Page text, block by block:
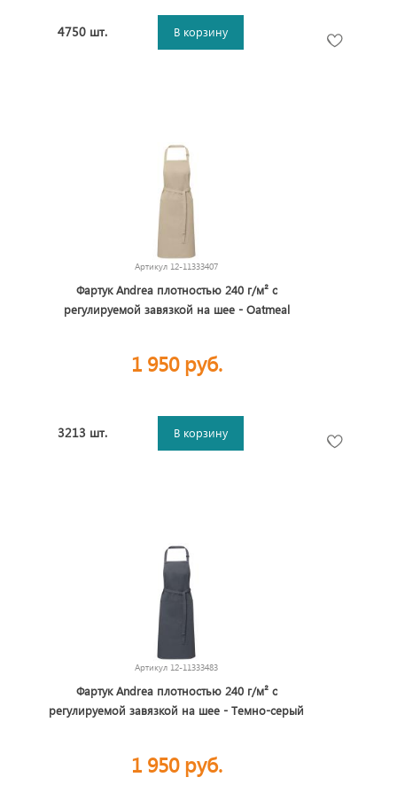
4750 шт. В корзину
Артикул 12-11333407
Фартук Andrea плотностью 240 г/м² с
регулируемой завязкой на шее - Oatmeal
1 950 руб.
3213 шт. В корзину
Артикул 12-11333483
Фартук Andrea плотностью 240 г/м² с
регулируемой завязкой на шее - Темно-серый
1 950 руб.